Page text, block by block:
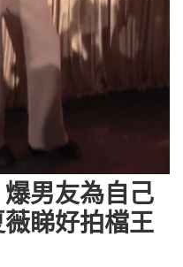
男友為自己
睇好拍檔王